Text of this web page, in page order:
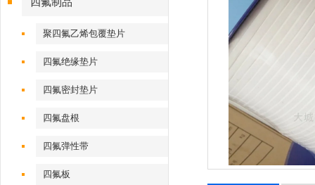
聚四氟乙烯包覆垫片
四氟绝缘垫片
四氟密封垫片
四氟盘根
四氟弹性带
四氟板